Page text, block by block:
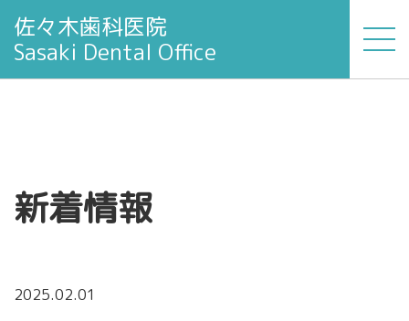
佐々木歯科医院
Sasaki Dental Office
新着情報
2025.02.01